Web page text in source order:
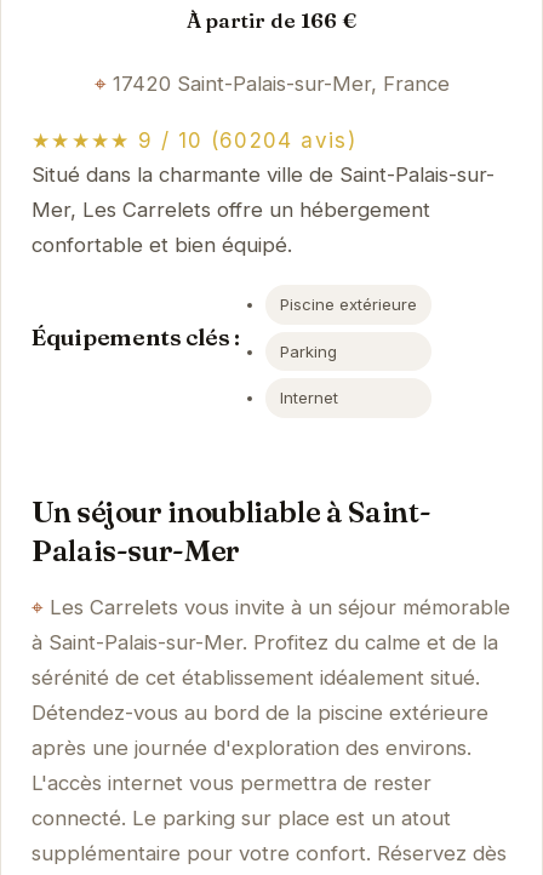
À partir de 166 €
17420 Saint-Palais-sur-Mer, France
★★★★★ 9 / 10 (60204 avis)
Situé dans la charmante ville de Saint-Palais-sur-
Mer, Les Carrelets offre un hébergement
confortable et bien équipé.
Équipements clés :
Piscine extérieure
Parking
Internet
Un séjour inoubliable à Saint-
Palais-sur-Mer
Les Carrelets vous invite à un séjour mémorable
à Saint-Palais-sur-Mer. Profitez du calme et de la
sérénité de cet établissement idéalement situé.
Détendez-vous au bord de la piscine extérieure
après une journée d'exploration des environs.
L'accès internet vous permettra de rester
connecté. Le parking sur place est un atout
supplémentaire pour votre confort. Réservez dès